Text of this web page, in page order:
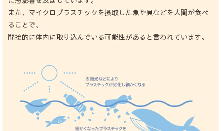
また、マイクロプラスチックを摂取した魚や貝などを人間が食べ
ることで、
間接的に体内に取り込んでいる可能性があると言われています。